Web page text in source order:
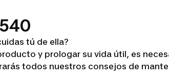
tú de ella?
y prologar su vida útil, es
todos nuestros consejos de